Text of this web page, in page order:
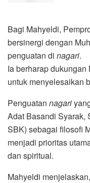
Bagi Mahyeldi,
bersinergi dengan
penguatan di nagari.
Ia berharap
untuk menyelesaikan
Penguatan nagari
Adat Basandi Syarak,
SBK) sebagai filosofi
menjadi prioritas
dan spiritual.
Mahyeldi